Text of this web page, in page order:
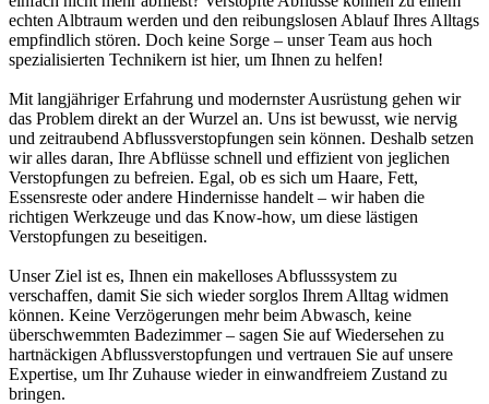
echten Albtraum werden und den reibungslosen Ablauf Ihres Alltags
empfindlich stören. Doch keine Sorge – unser Team aus hoch
spezialisierten Technikern ist hier, um Ihnen zu helfen!
Mit langjähriger Erfahrung und modernster Ausrüstung gehen wir
das Problem direkt an der Wurzel an. Uns ist bewusst, wie nervig
und zeitraubend Abflussverstopfungen sein können. Deshalb setzen
wir alles daran, Ihre Abflüsse schnell und effizient von jeglichen
Verstopfungen zu befreien. Egal, ob es sich um Haare, Fett,
Essensreste oder andere Hindernisse handelt – wir haben die
richtigen Werkzeuge und das Know-how, um diese lästigen
Verstopfungen zu beseitigen.
Unser Ziel ist es, Ihnen ein makelloses Abflusssystem zu
verschaffen, damit Sie sich wieder sorglos Ihrem Alltag widmen
können. Keine Verzögerungen mehr beim Abwasch, keine
überschwemmten Badezimmer – sagen Sie auf Wiedersehen zu
hartnäckigen Abflussverstopfungen und vertrauen Sie auf unsere
Expertise, um Ihr Zuhause wieder in einwandfreiem Zustand zu
bringen.